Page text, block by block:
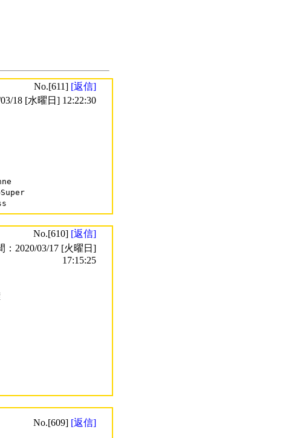
No.[611] [返信]
18 [水曜日] 12:22:30
No.[610] [返信]
：2020/03/17 [火曜日]
17:15:25
No.[609] [返信]